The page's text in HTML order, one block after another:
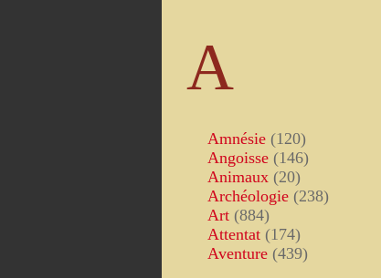
A
Amnésie (120)
Angoisse (146)
Animaux (20)
Archéologie (238)
Art (884)
Attentat (174)
Aventure (439)